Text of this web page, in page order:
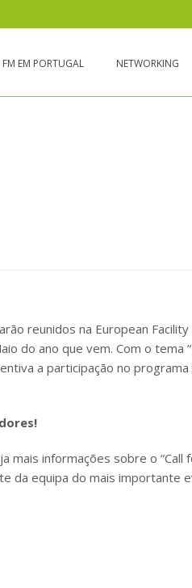
FM EM PORTUGAL NETWORKING
reunidos na European
do ano que vem. Com o tema
a participação no
mais informações sobre o “Call
da equipa do mais importante